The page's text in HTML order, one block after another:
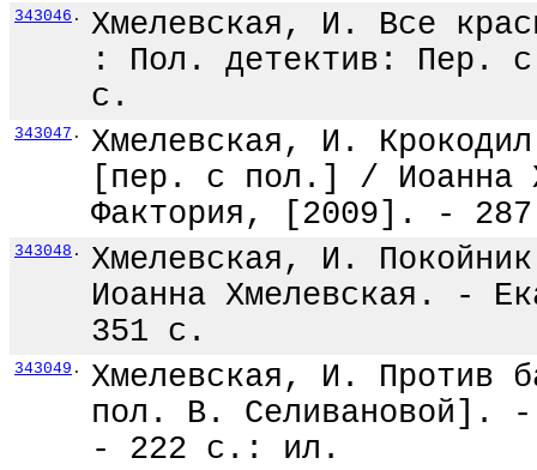
343046 .
Хмелевская, И. Все
: Пол. детектив: Пер.
с.
343047 .
Хмелевская, И.
[пер. с пол.] / Иоанна
Фактория, [2009]. -
343048 .
Хмелевская, И.
Иоанна Хмелевская. -
351 с.
343049 .
Хмелевская, И. Против
пол. В. Селивановой]. -
- 222 с.: ил.